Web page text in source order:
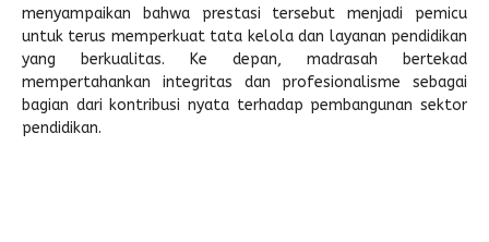
menyampaikan bahwa prestasi tersebut menjadi pemicu
untuk terus memperkuat tata kelola dan layanan pendidikan
yang berkualitas. Ke depan, madrasah bertekad
mempertahankan integritas dan profesionalisme sebagai
bagian dari kontribusi nyata terhadap pembangunan sektor
pendidikan.